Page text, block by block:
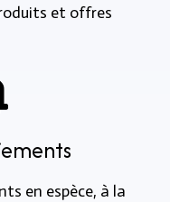
et offres
en espèce, à la